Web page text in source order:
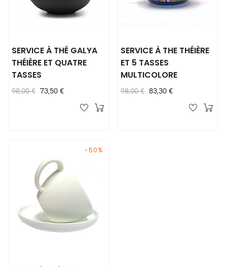
SERVICE À THÉ GALYA
THÉIÈRE ET QUATRE
TASSES
Prix
98,00 € Prix
73,50 €
SERVICE À THE THÉIÈRE
ET 5 TASSES
MULTICOLORE
Prix
98,00 € Prix
83,30 €
-50%